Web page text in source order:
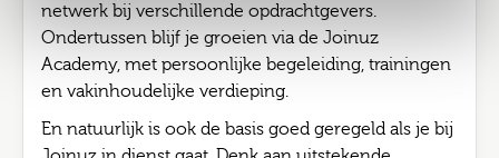
netwerk bij verschillende opdrachtgevers.
Ondertussen blijf je groeien via de Joinuz
Academy, met persoonlijke begeleiding, trainingen
en vakinhoudelijke verdieping.
En natuurlijk is ook de basis goed geregeld als je bij